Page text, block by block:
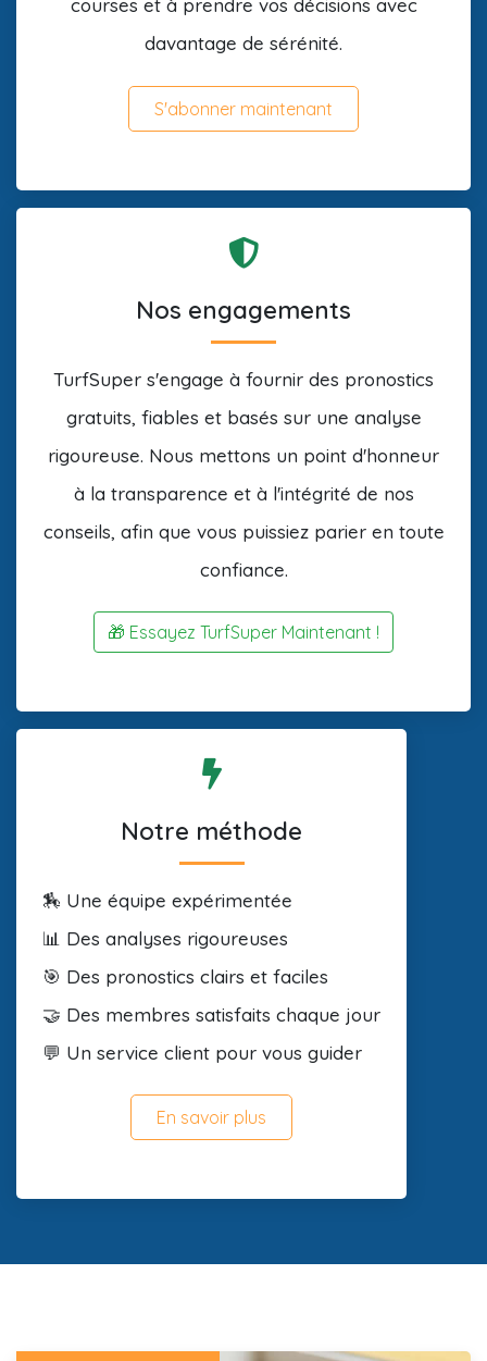
courses et à prendre vos décisions avec
davantage de sérénité.
S'abonner maintenant
Nos engagements
TurfSuper s'engage à fournir des pronostics
gratuits, fiables et basés sur une analyse
rigoureuse. Nous mettons un point d'honneur
à la transparence et à l'intégrité de nos
conseils, afin que vous puissiez parier en toute
confiance.
🎁 Essayez TurfSuper Maintenant !
Notre méthode
🏇 Une équipe expérimentée
📊 Des analyses rigoureuses
🎯 Des pronostics clairs et faciles
🤝 Des membres satisfaits chaque jour
💬 Un service client pour vous guider
En savoir plus